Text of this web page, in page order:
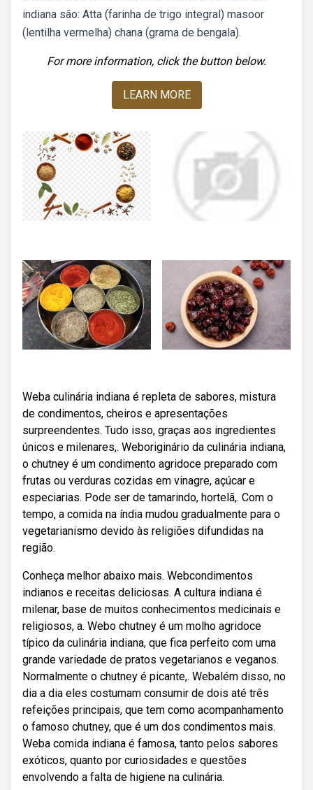
indiana são: Atta (farinha de trigo integral) masoor
(lentilha vermelha) chana (grama de bengala).
For more information, click the button below.
LEARN MORE
Weba culinária indiana é repleta de sabores, mistura
de condimentos, cheiros e apresentações
surpreendentes. Tudo isso, graças aos ingredientes
únicos e milenares,. Weboriginário da culinária indiana,
o chutney é um condimento agridoce preparado com
frutas ou verduras cozidas em vinagre, açúcar e
especiarias. Pode ser de tamarindo, hortelã,. Com o
tempo, a comida na índia mudou gradualmente para o
vegetarianismo devido às religiões difundidas na
região.
Conheça melhor abaixo mais. Webcondimentos
indianos e receitas deliciosas. A cultura indiana é
milenar, base de muitos conhecimentos medicinais e
religiosos, a. Webo chutney é um molho agridoce
típico da culinária indiana, que fica perfeito com uma
grande variedade de pratos vegetarianos e veganos.
Normalmente o chutney é picante,. Webalém disso, no
dia a dia eles costumam consumir de dois até três
refeições principais, que tem como acompanhamento
o famoso chutney, que é um dos condimentos mais.
Weba comida indiana é famosa, tanto pelos sabores
exóticos, quanto por curiosidades e questões
envolvendo a falta de higiene na culinária.